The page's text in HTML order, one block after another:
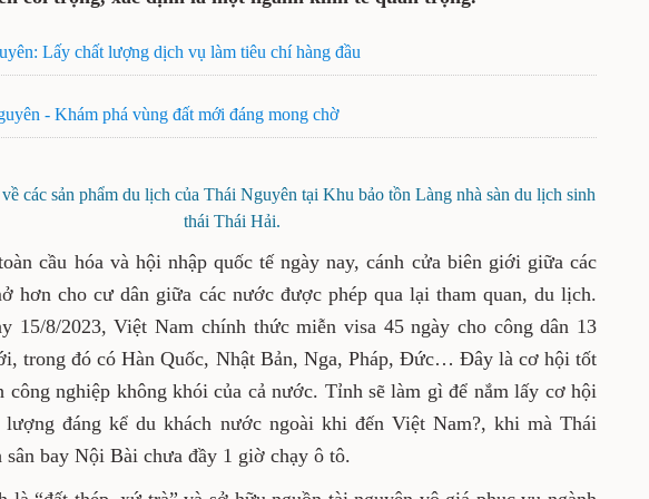
Lấy chất lượng dịch vụ làm tiêu chí hàng đầu
- Khám phá vùng đất mới đáng mong chờ
các sản phẩm du lịch của Thái Nguyên tại Khu bảo tồn Làng nhà sàn du lịch sinh
thái Thái Hải.
cầu hóa và hội nhập quốc tế ngày nay, cánh cửa biên giới giữa các
hơn cho cư dân giữa các nước được phép qua lại tham quan, du lịch.
15/8/2023, Việt Nam chính thức miễn visa 45 ngày cho công dân 13
trong đó có Hàn Quốc, Nhật Bản, Nga, Pháp, Đức… Đây là cơ hội tốt
công nghiệp không khói của cả nước. Tỉnh sẽ làm gì để nắm lấy cơ hội
đáng kể du khách nước ngoài khi đến Việt Nam?, khi mà Thái
sân bay Nội Bài chưa đầy 1 giờ chạy ô tô.